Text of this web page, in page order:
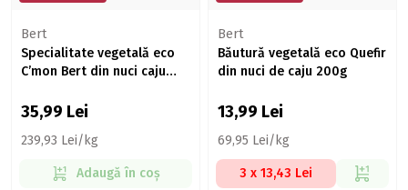
Bert
Specialitate vegetală eco
C’mon Bert din nuci caju
35,99 Lei
239,93 Lei/kg
Adaugă în coș
Bert
Băutură vegetală eco Quefir
din nuci de caju 200g
13,99 Lei
69,95 Lei/kg
3 x 13,43 Lei